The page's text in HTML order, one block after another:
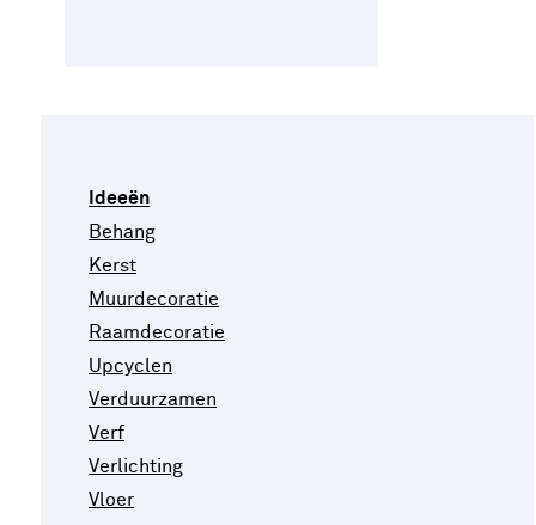
Ideeën
Behang
Kerst
Muurdecoratie
Raamdecoratie
Upcyclen
Verduurzamen
Verf
Verlichting
Vloer